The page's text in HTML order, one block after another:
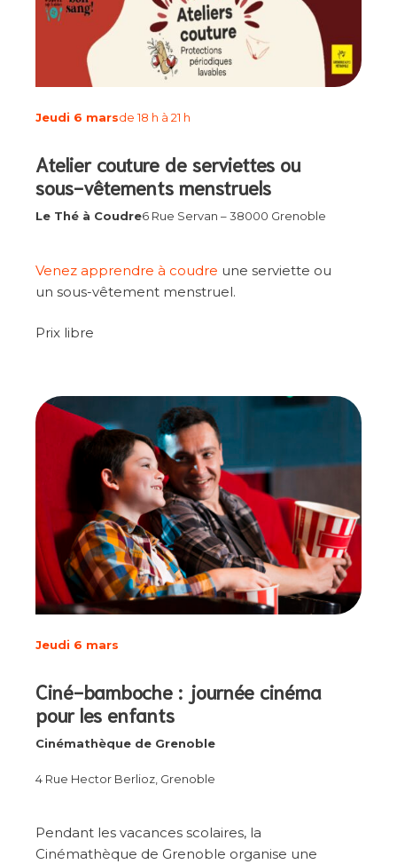
Jeudi 6 marsde 18 h à 21 h
Atelier couture de serviettes ou
sous-vêtements menstruels
Le Thé à Coudre6 Rue Servan – 38000 Grenoble
Venez apprendre à coudre une serviette ou
un sous-vêtement menstruel.
Prix libre
Jeudi 6 mars
Ciné-bamboche : journée cinéma
pour les enfants
Cinémathèque de Grenoble
4 Rue Hector Berlioz, Grenoble
Pendant les vacances scolaires, la
Cinémathèque de Grenoble organise une